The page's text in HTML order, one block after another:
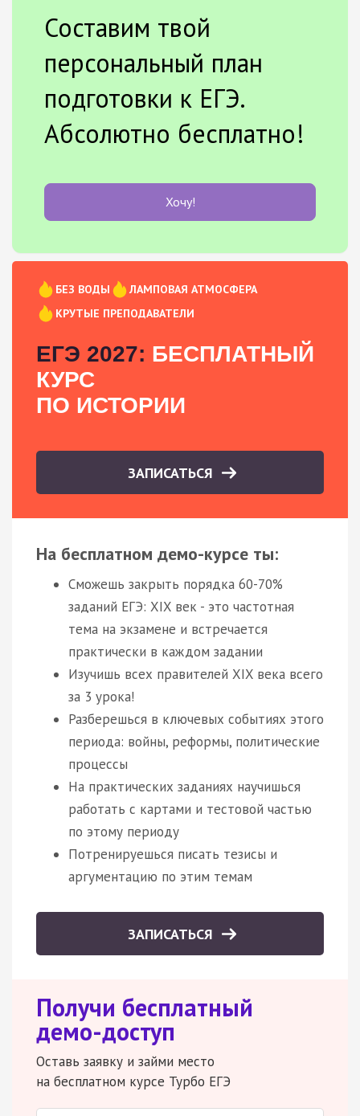
Составим твой
персональный план
подготовки к ЕГЭ.
Абсолютно бесплатно!
Хочу!
БЕЗ ВОДЫ
ЛАМПОВАЯ АТМОСФЕРА
КРУТЫЕ ПРЕПОДАВАТЕЛИ
ЕГЭ 2027: БЕСПЛАТНЫЙ
КУРС
ПО ИСТОРИИ
ЗАПИСАТЬСЯ
На бесплатном демо-курсе ты:
Сможешь закрыть порядка 60-70%
заданий ЕГЭ: XIX век - это частотная
тема на экзамене и встречается
практически в каждом задании
Изучишь всех правителей XIX века всего
за 3 урока!
Разберешься в ключевых событиях этого
периода: войны, реформы, политические
процессы
На практических заданиях научишься
работать с картами и тестовой частью
по этому периоду
Потренируешься писать тезисы и
аргументацию по этим темам
ЗАПИСАТЬСЯ
Получи бесплатный
демо-доступ
Оставь заявку и займи место
на бесплатном курсе Турбо ЕГЭ